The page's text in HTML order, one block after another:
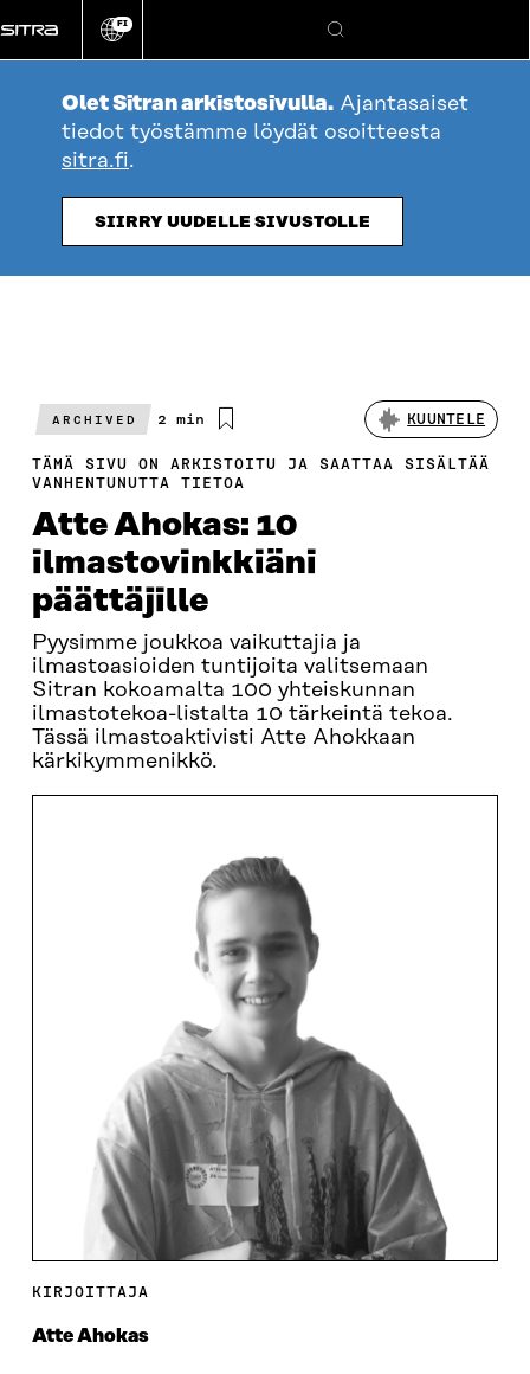
suoraan
sisältöön
Vaihda
kieli
FI
Hae
Olet Sitran arkistosivulla. Ajantasaiset
tiedot työstämme löydät osoitteesta
sitra.fi.
SIIRRY UUDELLE SIVUSTOLLE
ARCHIVED
Arvioitu
2 min KUUNTELE
TÄMÄ SIVU ON ARKISTOITU JA SAATTAA SISÄLTÄÄ
VANHENTUNUTTA TIETOA
Atte Ahokas: 10
ilmastovinkkiäni
päättäjille
Pyysimme joukkoa vaikuttajia ja
ilmastoasioiden tuntijoita valitsemaan
Sitran kokoamalta 100 yhteiskunnan
ilmastotekoa-listalta 10 tärkeintä tekoa.
Tässä ilmastoaktivisti Atte Ahokkaan
kärkikymmenikkö.
KIRJOITTAJA
Atte Ahokas